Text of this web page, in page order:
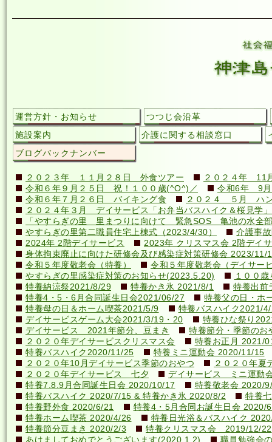
運営方針・お知らせ
つつじ会沿革
施設案内
介護に関する相談窓口
ブログバックナンバー
２０２３年 １１月２８日 外食ツアー
２０２４年 11
令和６年９月２５日 祝！１００歳(^O^)／
令和6年 9
令和６年７月２６日 バイキング食
２０２４ ５月 ハ
２０２４年３月 デイサービス「お弁当バスハイク＆桜見学」
「やすらぎの里 里まつりに向けて 緊急SOS 亀池の水全
やすらぎの里第二職員住宅上棟式（2023/4/30）
介護事
2024年 2階デイサービス
2023年 クリスマス会 2階デイ
身体拘束廃止に向けた研修会及び感染症対策研修会 2023/11/
令和５年度敬老会（特養）
令和５年度敬老会（デイサー
やすらぎの里感染症対策のお知らせ(2023.5.20)
１００
特養納涼祭2021/8/29
特養かき氷 2021/8/1
特養出前
特養4・5・6月合同誕生日会2021/06/27
特養父の日・ホ
特養母の日＆ホーム喫茶2021/5/9
特養バスハイク2021/
デイサービスゲーム大会2021/3/19・20
特養ひな祭り
デイサービス 2021年節分、豆まき
特養節分・季節の
２０２０年デイサービスクリスマス会
特養お正月 2021/
特養バスハイク2020/11/25
特養ミニ運動会 2020/11/15
２０２０年10月デイサービス季節のおやつ
２０２０年夏
２０２０年デイサービス 七夕
デイサービス ミニ運動
特養7.8.9月合同誕生日会 2020/10/17
特養敬老会 2020/
特養バスハイク 2020/7/15 & 特養かき氷 2020/8/2
特養
特養野外食 2020/6/21
特養4・5月合同お誕生日会 2020/
特養ホーム喫茶 2020/4/26
特養日光浴＆バスハイク
特養節分豆まき 2020/2/3
特養クリスマス会 2019/12/22
あけましておめでとうございます(2020.1.2)
職員勉強会